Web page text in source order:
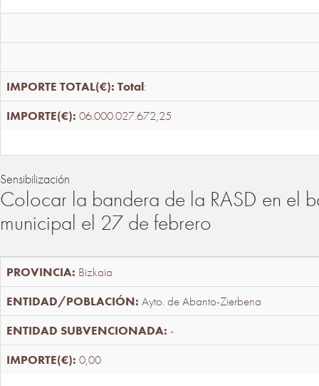
Total:
06.000.027.672,25
Sensibilización
Colocar la bandera de la RASD en el
municipal el 27 de febrero
Bizkaia
Ayto. de Abanto-Zierbena
-
0,00